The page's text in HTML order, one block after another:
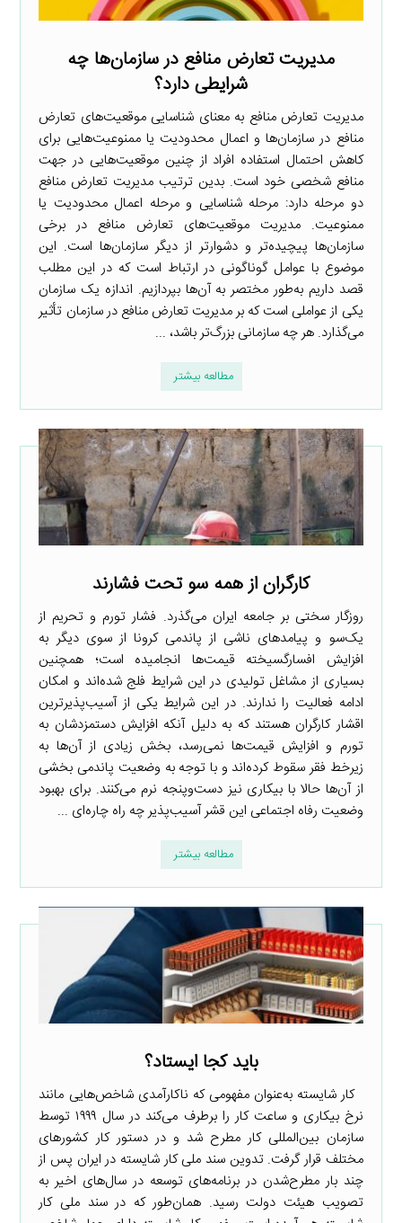
مدیریت تعارض منافع در سازمان‌ها چه
شرایطی دارد؟
مدیریت تعارض منافع به معنای شناسایی موقعیت‌های تعارض
منافع در سازمان‌ها و اعمال محدودیت یا ممنوعیت‌هایی برای
کاهش احتمال استفاده افراد از چنین موقعیت‌هایی در جهت
منافع شخصی خود است. بدین ترتیب مدیریت تعارض منافع
دو مرحله دارد: مرحله شناسایی و مرحله اعمال محدودیت یا
ممنوعیت. مدیریت موقعیت‌های تعارض منافع در برخی
سازمان‌ها پیچیده‌تر و دشوارتر از دیگر سازمان‌ها است. این
موضوع با عوامل گوناگونی در ارتباط است که در این مطلب
قصد داریم به‌طور مختصر به آن‌ها بپردازیم. اندازه یک سازمان
یکی از عواملی است که بر مدیریت تعارض منافع در سازمان تأثیر
می‌گذارد. هر چه سازمانی بزرگ‌تر باشد، ...
مطالعه بیشتر
کارگران از همه سو تحت فشارند
روزگار سختی بر جامعه ایران می‌گذرد. فشار تورم و تحریم از
یک‌سو و پیامدهای ناشی از پاندمی کرونا از سوی دیگر به
افزایش افسارگسیخته قیمت‌ها انجامیده است؛ همچنین
بسیاری از مشاغل تولیدی در این شرایط فلج شده‌اند و امکان
ادامه فعالیت را ندارند. در این شرایط یکی از آسیب‌پذیرترین
اقشار کارگران هستند که به دلیل آنکه افزایش دستمزدشان به
تورم و افزایش قیمت‌ها نمی‌رسد، بخش زیادی از آن‌ها به
زیرخط فقر سقوط کرده‌اند و با توجه به وضعیت پاندمی بخشی
از آن‌ها حالا با بیکاری نیز دست‌وپنجه نرم می‌کنند. برای بهبود
وضعیت رفاه اجتماعی این قشر آسیب‌پذیر چه راه چاره‌ای ...
مطالعه بیشتر
باید کجا ایستاد؟
کار شایسته به‌عنوان مفهومی که ناکارآمدی شاخص‌هایی مانند
نرخ بیکاری و ساعت کار را برطرف می‌کند در سال ۱۹۹۹ توسط
سازمان بین‌المللی کار مطرح شد و در دستور کار کشورهای
مختلف قرار گرفت. تدوین سند ملی کار شایسته در ایران پس از
چند بار مطرح‌شدن در برنامه‌های توسعه در سال‌های اخیر به
تصویب هیئت دولت رسید. همان‌طور که در سند ملی کار